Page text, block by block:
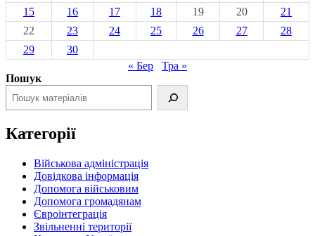
15
16 17 18 19 20
21
22
23 24 25 26 27
28
29
30
« Бер
Тра »
Пошук
Категорії
Військова адміністрація
Довідкова інформація
Допомога військовим
Допомога громадянам
Євроінтеграція
Звільненні території